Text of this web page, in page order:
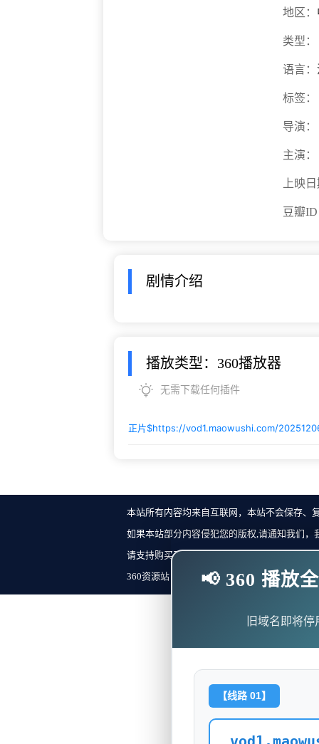
地区：
类型：
语言：
标签：
导演：
主演：
上映
豆瓣
剧情介绍
播放类型：360播放器
无需下载任何插件
正片$https://vod1.maowushi.com/
本站所有内容均来自互联网，本站不会保存、
如果本站部分内容侵犯您的版权,请通知我们
请支持购买正版！反馈邮箱：
360资源站 Copyright ©2018-2023 All Rights
📢 360 播放
旧域名即将
【线路 01】